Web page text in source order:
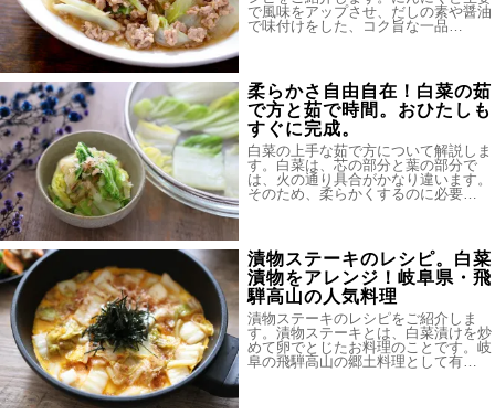
で風味をアップさせ、だしの素や醤油
で味付けをした、コク旨な一品…
柔らかさ自由自在！白菜の茹
で方と茹で時間。おひたしも
すぐに完成。
白菜の上手な茹で方について解説しま
す。白菜は、芯の部分と葉の部分で
は、火の通り具合がかなり違います。
そのため、柔らかくするのに必要…
漬物ステーキのレシピ。白菜
漬物をアレンジ！岐阜県・飛
騨高山の人気料理
漬物ステーキのレシピをご紹介しま
す。漬物ステーキとは、白菜漬けを炒
めて卵でとじたお料理のことです。岐
阜の飛騨高山の郷土料理として有…